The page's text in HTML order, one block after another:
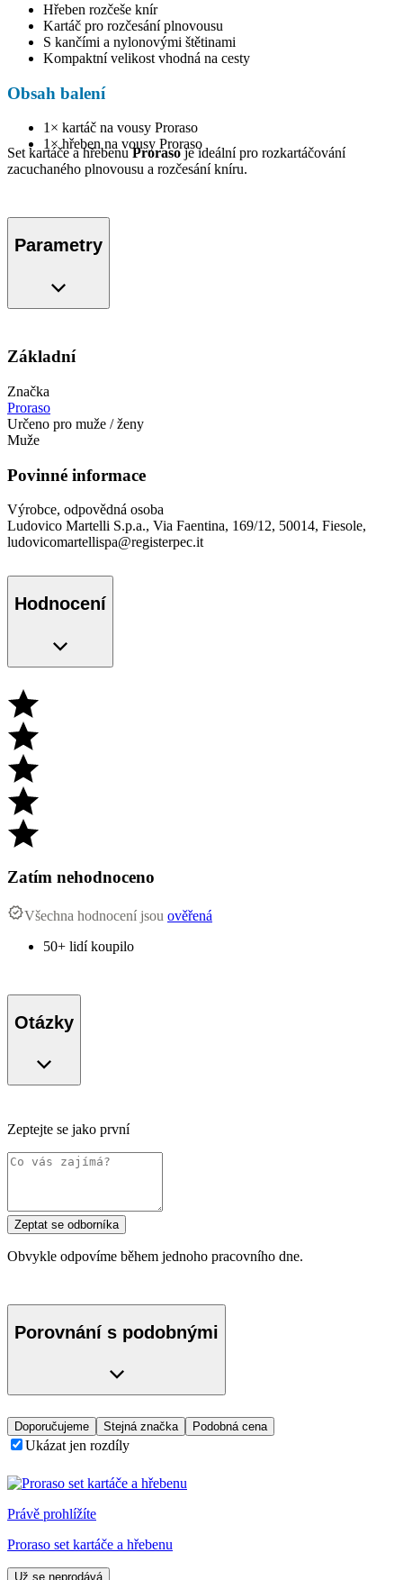
Hřeben rozčeše knír
Kartáč pro rozčesání plnovousu
S kančími a nylonovými štětinami
Kompaktní velikost vhodná na cesty
Obsah balení
1× kartáč na vousy Proraso
1× hřeben na vousy Proraso
Set kartáče a hřebenuProrasoje ideální pro rozkartáčování
zacuchaného plnovousu a rozčesání kníru.
Parametry
Základní
Značka
Proraso
Určeno pro muže / ženy
Muže
Povinné informace
Výrobce, odpovědná osoba
Ludovico Martelli S.p.a., Via Faentina, 169/12, 50014, Fiesole,
ludovicomartellispa@registerpec.it
Hodnocení
Zatím nehodnoceno
Všechna hodnocení jsou ověřená
50+ lidí koupilo
Otázky
Zeptejte se jako první
Zeptat se odborníka
Obvykle odpovíme během jednoho pracovního dne.
Porovnání s podobnými
Doporučujeme Stejná značka Podobná cena
Ukázat jen rozdíly
Právě prohlížíte
Proraso set kartáče a hřebenu
Už se neprodává